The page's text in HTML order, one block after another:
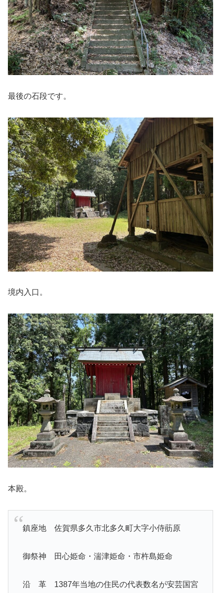
最後の石段です。
境内入口。
本殿。
鎮座地 佐賀県多久市北多久町大字小侍荕原
御祭神 田心姫命・湍津姫命・市杵島姫命
沿 革 1387年当地の住民の代表数名が安芸国宮